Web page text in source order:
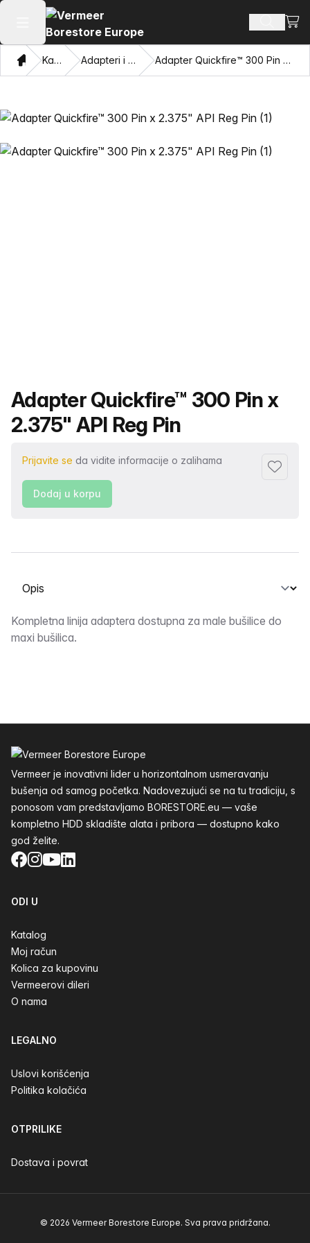
Otvori glavni meni Pretraži
Dom Katalog Adapteri i vučne oči Adapter Quickfire™ 300 Pin x 2.375" API Reg Pin
Naziv proizvoda
Adapter Quickfire™ 300 Pin x
2.375" API Reg Pin
Prijavite se da vidite informacije o zalihama
Dodaj
Dodaj u korpu
Odaberite karticu
Opis
Kompletna linija adaptera dostupna za male bušilice do
maxi bušilica.
Vermeer je inovativni lider u horizontalnom usmeravanju
bušenja od samog početka. Nadovezujući se na tu tradiciju, s
ponosom vam predstavljamo BORESTORE.eu — vaše
kompletno HDD skladište alata i pribora — dostupno kako
god želite.
Facebook
Instagram
YouTube
LinkedIn
ODI U
Katalog
Moj račun
Kolica za kupovinu
Vermeerovi dileri
O nama
LEGALNO
Uslovi korišćenja
Politika kolačića
OTPRILIKE
Dostava i povrat
© 2026 Vermeer Borestore Europe. Sva prava pridržana.